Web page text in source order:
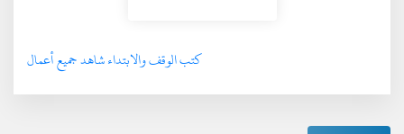
كتب الوقف والابتداء شاهد جميع أعمال